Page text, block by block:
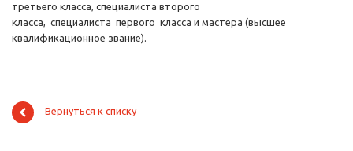
третьего класса, специалиста второго
класса, специалиста первого класса и мастера (высшее
квалификационное звание).
Вернуться к списку